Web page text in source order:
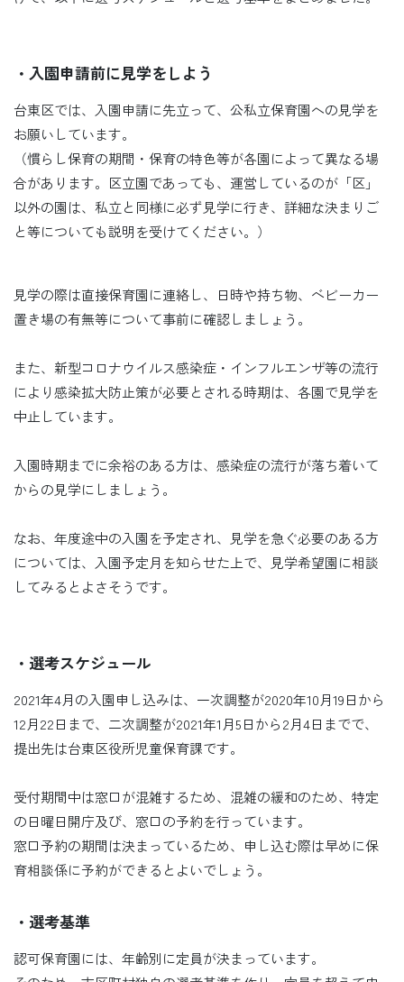
・入園申請前に見学をしよう
台東区では、入園申請に先立って、公私立保育園への見学を
お願いしています。
（慣らし保育の期間・保育の特色等が各園によって異なる場
合があります。区立園であっても、運営しているのが「区」
以外の園は、私立と同様に必ず見学に行き、詳細な決まりご
と等についても説明を受けてください。）
見学の際は直接保育園に連絡し、日時や持ち物、ベビーカー
置き場の有無等について事前に確認しましょう。
また、新型コロナウイルス感染症・インフルエンザ等の流行
により感染拡大防止策が必要とされる時期は、各園で見学を
中止しています。
入園時期までに余裕のある方は、感染症の流行が落ち着いて
からの見学にしましょう。
なお、年度途中の入園を予定され、見学を急ぐ必要のある方
については、入園予定月を知らせた上で、見学希望園に相談
してみるとよさそうです。
・選考スケジュール
2021年4月の入園申し込みは、一次調整が2020年10月19日から
12月22日まで、二次調整が2021年1月5日から2月4日までで、
提出先は台東区役所児童保育課です。
受付期間中は窓口が混雑するため、混雑の緩和のため、特定
の日曜日開庁及び、窓口の予約を行っています。
窓口予約の期間は決まっているため、申し込む際は早めに保
育相談係に予約ができるとよいでしょう。
・選考基準
認可保育園には、年齢別に定員が決まっています。